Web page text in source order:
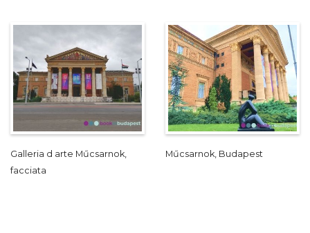
Galleria d arte Műcsarnok,
facciata
Műcsarnok, Budapest